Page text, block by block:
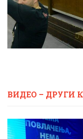
ВИДЕО – ДРУГИ